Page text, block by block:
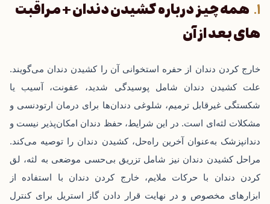
همه چیز درباره کشیدن دندان + مراقبت
های بعد از آن
خارج کردن دندان از حفره استخوانی آن را کشیدن دندان می‌گویند.
علت کشیدن دندان شامل پوسیدگی شدید، عفونت، آسیب یا
شکستگی غیرقابل‌ ترمیم، شلوغی دندان‌ها برای درمان ارتودنسی و
مشکلات لثه‌ای است. در این شرایط، حفظ دندان امکان‌پذیر نیست و
دندانپزشک به‌عنوان آخرین راه‌حل، کشیدن دندان را توصیه می‌کند.
مراحل کشیدن دندان نیز شامل تزریق بی‌حسی موضعی به لثه، لق
کردن دندان با حرکات ملایم، خارج کردن دندان با استفاده از
ابزارهای مخصوص و در نهایت قرار دادن گاز استریل برای کنترل